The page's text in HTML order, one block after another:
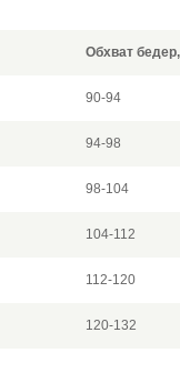
Обхват
90-94
94-98
98-104
104-112
112-120
120-132